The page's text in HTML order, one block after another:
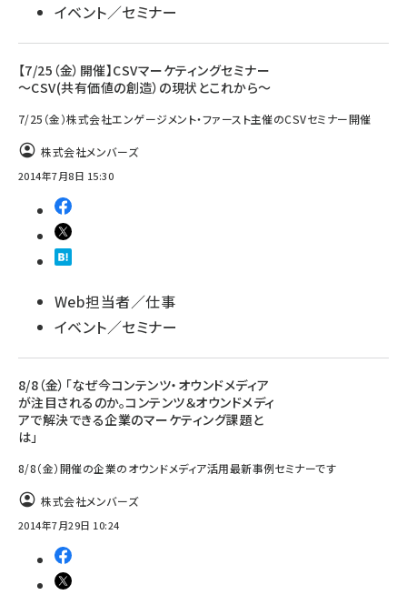
イベント／セミナー
【7/25（金）開催】CSVマーケティングセミナー
～CSV(共有価値の創造）の現状とこれから～
7/25（金）株式会社エンゲージメント・ファースト主催のCSVセミナー開催
株式会社メンバーズ
2014年7月8日 15:30
Web担当者／仕事
イベント／セミナー
8/8（金）「なぜ今コンテンツ・オウンドメディア
が注目されるのか。コンテンツ＆オウンドメディ
アで解決できる企業のマーケティング課題と
は」
8/8（金）開催の企業のオウンドメディア活用最新事例セミナーです
株式会社メンバーズ
2014年7月29日 10:24